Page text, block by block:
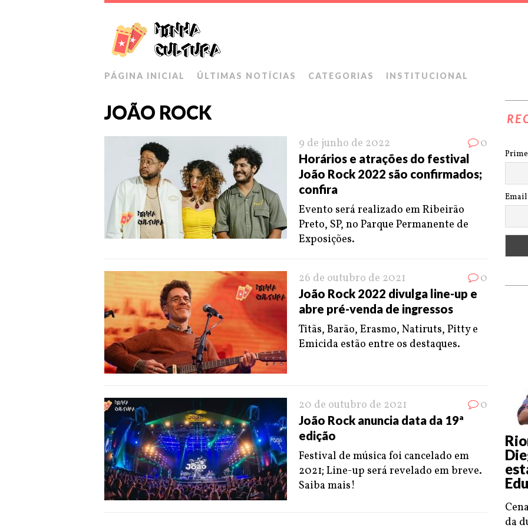
PÁGINA INICIAL ÚLTIMAS NOTÍCIAS CATEGORIAS INSTITUCIONAL
JOÃO ROCK
9 de junho de 2022 0
Horários e atrações do festival
João Rock 2022 são confirmados;
confira
Evento será realizado em Ribeirão
Preto, SP, no Parque Permanente de
Exposições.
26 de outubro de 2021 0
João Rock 2022 divulga line-up e
abre pré-venda de ingressos
Titãs, Barão, Erasmo, Natiruts, Pitty e
Emicida estão entre os destaques.
20 de outubro de 2021 0
João Rock anuncia data da 19ª
edição
Festival de música foi cancelado em
2021; Line-up será revelado em breve.
Saiba mais!
Email
da